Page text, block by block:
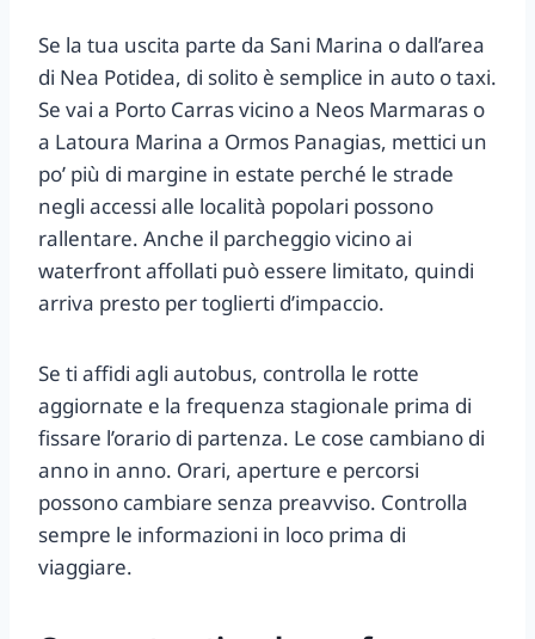
Se la tua uscita parte da Sani Marina o dall’area
di Nea Potidea, di solito è semplice in auto o taxi.
Se vai a Porto Carras vicino a Neos Marmaras o
a Latoura Marina a Ormos Panagias, mettici un
po’ più di margine in estate perché le strade
negli accessi alle località popolari possono
rallentare. Anche il parcheggio vicino ai
waterfront affollati può essere limitato, quindi
arriva presto per toglierti d’impaccio.
Se ti affidi agli autobus, controlla le rotte
aggiornate e la frequenza stagionale prima di
fissare l’orario di partenza. Le cose cambiano di
anno in anno. Orari, aperture e percorsi
possono cambiare senza preavviso. Controlla
sempre le informazioni in loco prima di
viaggiare.